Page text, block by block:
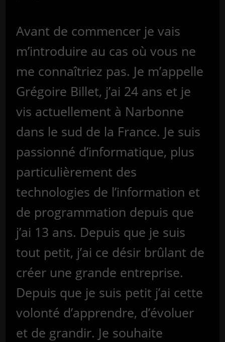
Avant de commencer je vais
m’introduire au cas où vous ne
me connaîtriez pas. Je m’appelle
Grégoire Billet, j’ai 24 ans et je
vis actuellement à Narbonne
dans le sud de la France. Je suis
passionné d’informatique, plus
particulièrement des
technologies de l’information et
de programmation depuis que
j’ai 13 ans. Depuis que je suis
tout petit, j’ai ce désir brûlant de
créer une grande entreprise.
Depuis que je suis petit j’ai cette
volonté d’apprendre, d’évoluer
et de grandir. Je souhaite